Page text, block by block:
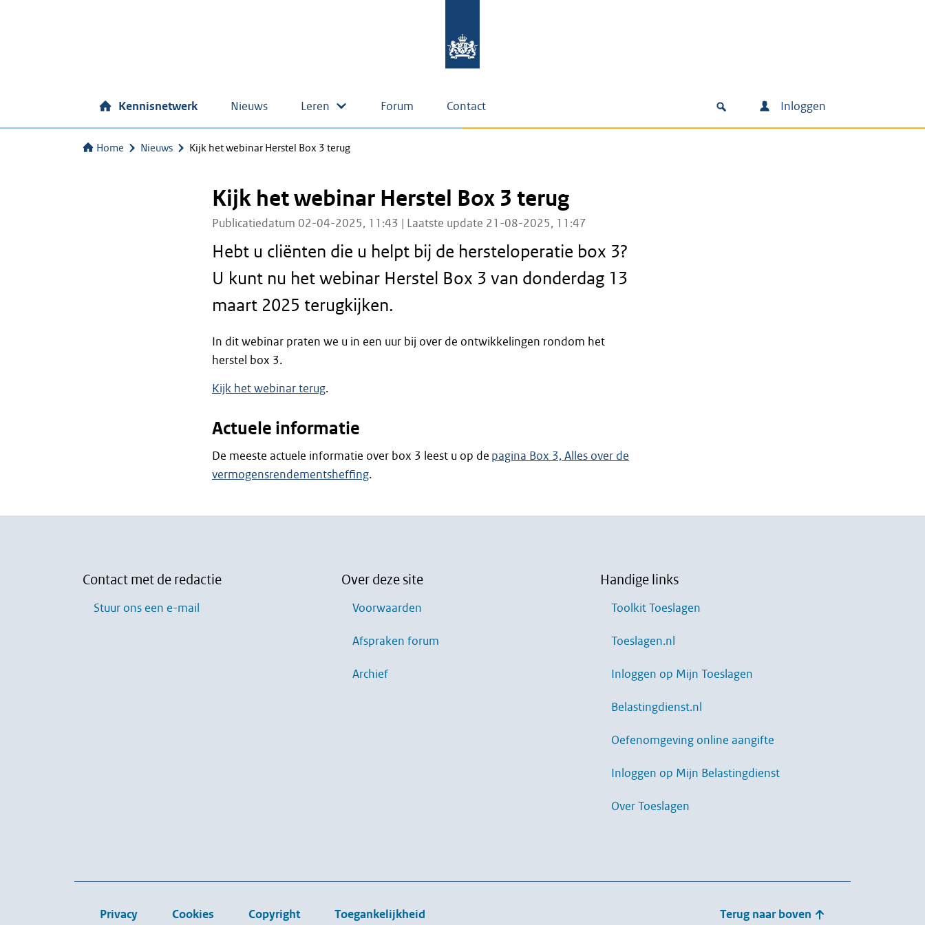
Kennisnetwerk Nieuws Leren Forum Contact Inloggen
Home Nieuws Kijk het webinar Herstel Box 3 terug
Kijk het webinar Herstel Box 3 terug
Publicatiedatum 02-04-2025, 11:43 | Laatste update 21-08-2025, 11:47
Hebt u cliënten die u helpt bij de hersteloperatie box 3?
U kunt nu het webinar Herstel Box 3 van donderdag 13
maart 2025 terugkijken.
In dit webinar praten we u in een uur bij over de ontwikkelingen rondom het
herstel box 3.
Kijk het webinar terug.
Actuele informatie
De meeste actuele informatie over box 3 leest u op de pagina Box 3, Alles over de
vermogensrendementsheffing.
Contact met de redactie
Stuur ons een e-mail
Over deze site
Voorwaarden
Afspraken forum
Archief
Handige links
Toolkit Toeslagen
Toeslagen.nl
Inloggen op Mijn Toeslagen
Belastingdienst.nl
Oefenomgeving online aangifte
Inloggen op Mijn Belastingdienst
Over Toeslagen
Privacy Cookies Copyright Toegankelijkheid Terug naar boven